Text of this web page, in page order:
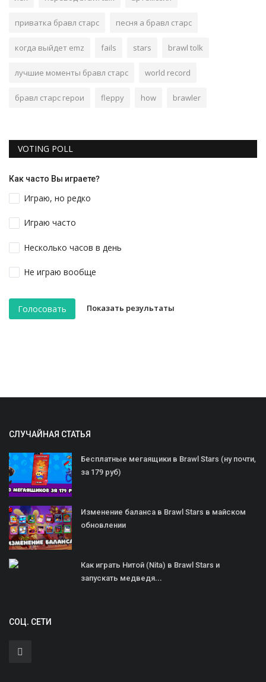
приватка бравл старс песня а бравл старс
когда выйдет emz fails stars brawl tolk
лучшие моменты бравл старс world record
бравл старс герои fleppy how brawler
VOTING POLL
Как часто Вы играете?
Играю, но редко
Играю часто
Несколько часов в день
Не играю вообще
Голосовать Показать результаты
СЛУЧАЙНАЯ СТАТЬЯ
Бесплатные мегаящики в Brawl Stars (ну почти,
за 179 руб)
Изменение баланса в Brawl Stars в майском
обновлении
Как играть Нитой (Nita) в Brawl Stars и
запускать медведя...
СОЦ. СЕТИ